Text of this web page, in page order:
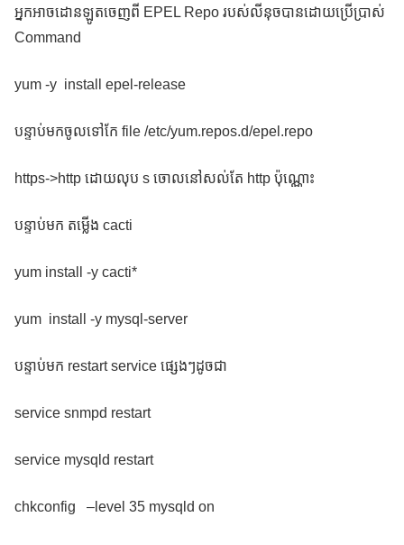
អ្នកអាចដោនឡូតចេញពី EPEL Repo របស់លីនុចបានដោយប្រើប្រាស់
Command
yum -y install epel-release
បន្ទាប់មកចូលទៅកែ file /etc/yum.repos.d/epel.repo
https->http ដោយលុប s ចោលនៅសល់តែ http ប៉ុណ្ណោះ
បន្ទាប់មក តម្លើង cacti
yum install -y cacti*
yum install -y mysql-server
បន្ទាប់មក restart service ផ្សេងៗដូចជា
service snmpd restart
service mysqld restart
chkconfig –level 35 mysqld on